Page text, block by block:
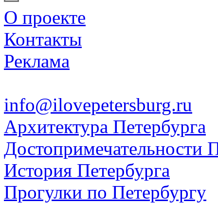
О проекте
Контакты
Реклама
info@ilovepetersburg.ru
Архитектура Петербурга
Достопримечательности
История Петербурга
Прогулки по Петербургу